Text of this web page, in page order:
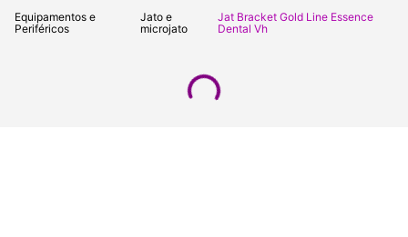
Equipamentos e
Periféricos
Jato e
microjato
Jat Bracket Gold Line Essence
Dental Vh